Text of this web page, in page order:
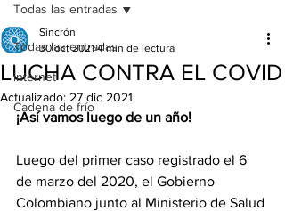
Todas las entradas
internet
Cadena de frío
Todas las entradas
LUCHA CONTRA EL COVID
Sincrón
30 oct 2021 4 min de lectura
Actualizado: 27 dic 2021
¡Así vamos luego de un año!
Luego del primer caso registrado el 6
de marzo del 2020, el Gobierno
Colombiano junto al Ministerio de Salud